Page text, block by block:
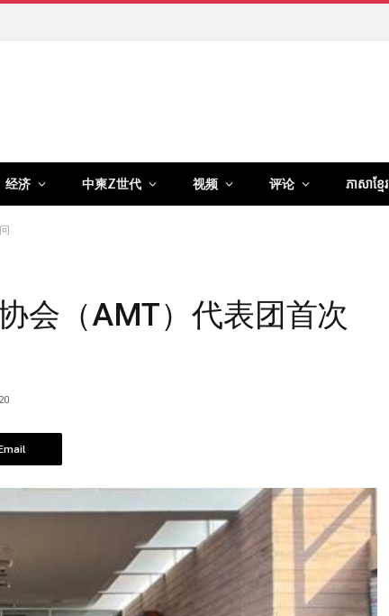
经济 中柬Z世代 视频 评论 ភាសាខ្មែរ
会（AMT）代表团首次